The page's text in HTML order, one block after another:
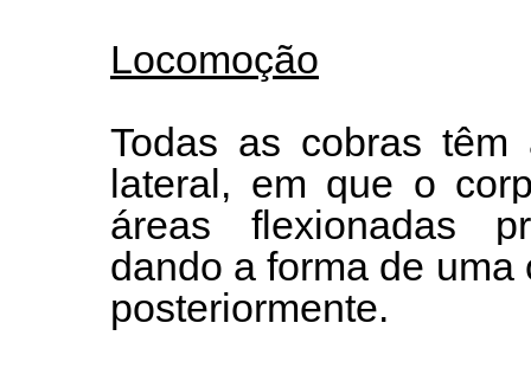
Locomoção
Todas as cobras têm
lateral, em que o
áreas flexionadas
dando a forma de
posteriormente.